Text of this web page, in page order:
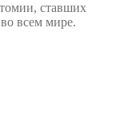
ставших
всем мире.